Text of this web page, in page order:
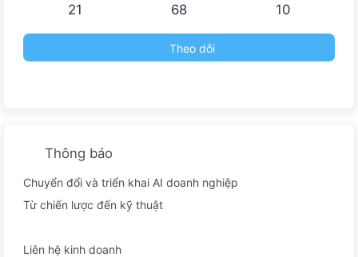
21 68 10
Theo dõi
Thông báo
Chuyển đổi và triển khai AI doanh nghiệp
Từ chiến lược đến kỹ thuật
Liên hệ kinh doanh